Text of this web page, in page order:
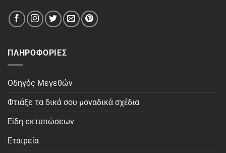
ΠΛΗΡΟΦΟΡΊΕΣ
Οδηγός Μεγεθών
Φτιάξε τα δικά σου μοναδικά σχέδια
Είδη εκτυπώσεων
Εταιρεία